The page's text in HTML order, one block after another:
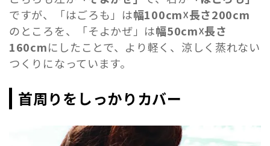
ですが、「はごろも」は幅100cm☓長さ200cm
のところを、「そよかぜ」は幅50cm☓長さ
160cmにしたことで、より軽く、涼しく蒸れない
つくりになっています。
首周りをしっかりカバー